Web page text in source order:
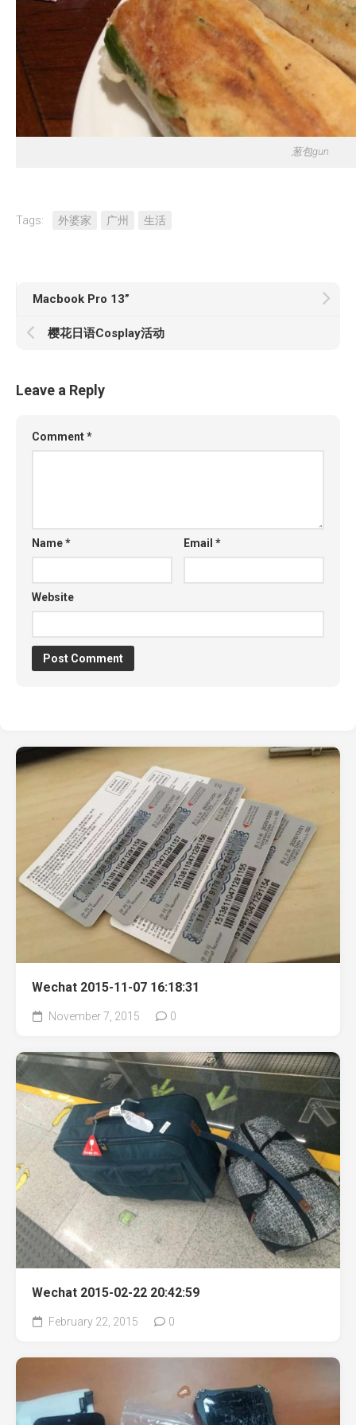
葱包gun
Tags: 外婆家 广州 生活
Macbook Pro 13”
樱花日语Cosplay活动
Leave a Reply
Comment*
Name* Email*
Website
Wechat 2015-11-07 16:18:31
November 7, 2015 0
Wechat 2015-02-22 20:42:59
February 22, 2015 0